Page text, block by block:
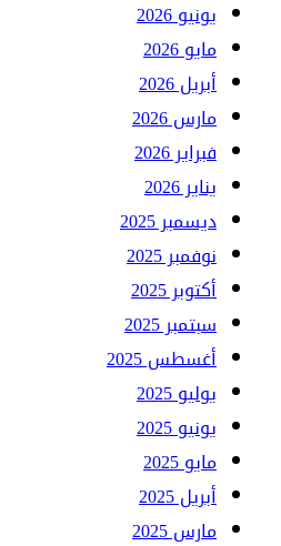
يونيو 2026
مايو 2026
أبريل 2026
مارس 2026
فبراير 2026
يناير 2026
ديسمبر 2025
نوفمبر 2025
أكتوبر 2025
سبتمبر 2025
أغسطس 2025
يوليو 2025
يونيو 2025
مايو 2025
أبريل 2025
مارس 2025